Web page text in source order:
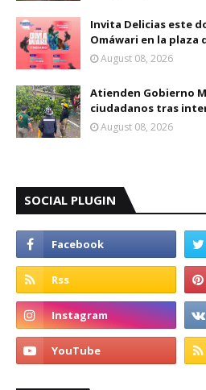
Invita Delicias este
Omáwari en la plaza
August 08, 2026
Atienden Gobierno
ciudadanos tras
August 08, 2026
SOCIAL PLUGIN